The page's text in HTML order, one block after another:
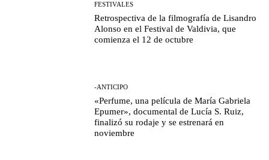
FESTIVALES
Retrospectiva de la filmografía de Lisandro
Alonso en el Festival de Valdivia, que
comienza el 12 de octubre
-ANTICIPO
«Perfume, una película de María Gabriela
Epumer», documental de Lucía S. Ruiz,
finalizó su rodaje y se estrenará en
noviembre